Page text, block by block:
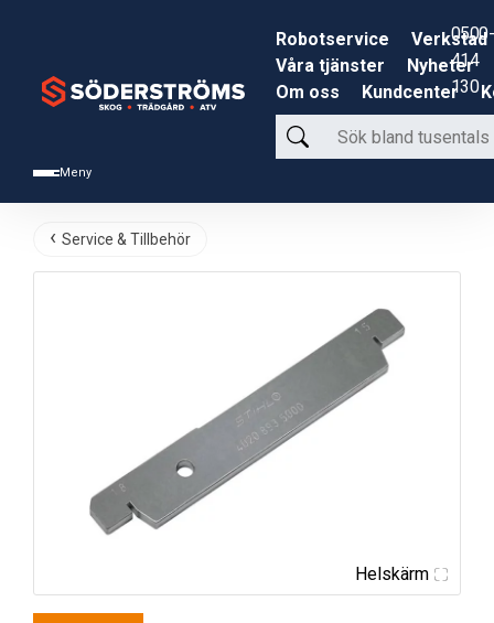
Meny
Robotservice
Verkstad
Våra tjänster
Nyheter
Om oss
Kundcenter
Sök
bland
produkter
0500-
414
130
Service & Tillbehör
Helskärm